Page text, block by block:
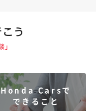
」
Honda Carsで
できること